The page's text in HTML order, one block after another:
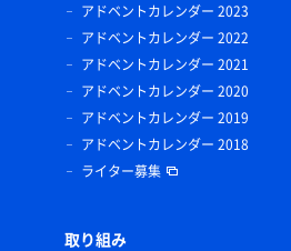
アドベントカレンダー 2023
アドベントカレンダー 2022
アドベントカレンダー 2021
アドベントカレンダー 2020
アドベントカレンダー 2019
アドベントカレンダー 2018
ライター募集
取り組み